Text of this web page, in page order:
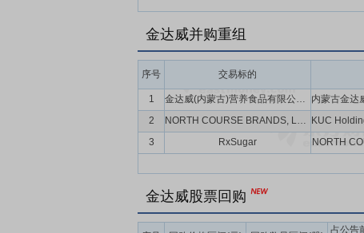
金达威并购重组
序号 交易标的
1 金达威(内蒙古)营养食品有限公司(暂定名)
2
NORTH COURSE BRANDS, LLC(暂定名)
3
RxSugar NORTH
金达威股票回购
占公告